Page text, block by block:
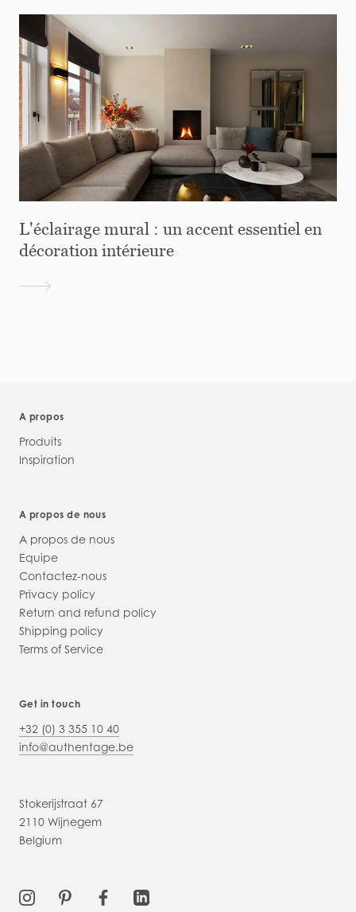
L'éclairage mural : un accent essentiel en
décoration intérieure
A propos
Produits
Inspiration
A propos de nous
A propos de nous
Equipe
Contactez-nous
Privacy policy
Return and refund policy
Shipping policy
Terms of Service
Get in touch
+32 (0) 3 355 10 40
info@authentage.be
Stokerijstraat 67
2110 Wijnegem
Belgium